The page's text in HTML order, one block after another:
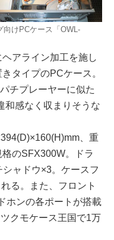
向けPCケース「OWL-
アライン加工を施し
タイプのPCケース。
チプレーヤーに似た
和感なく収まりそうな
、重
のSFX300W。ドラ
ャドウ×3。ケースフ
る。また、フロント
ホンの各ポートが搭載
クモケース王国で1万